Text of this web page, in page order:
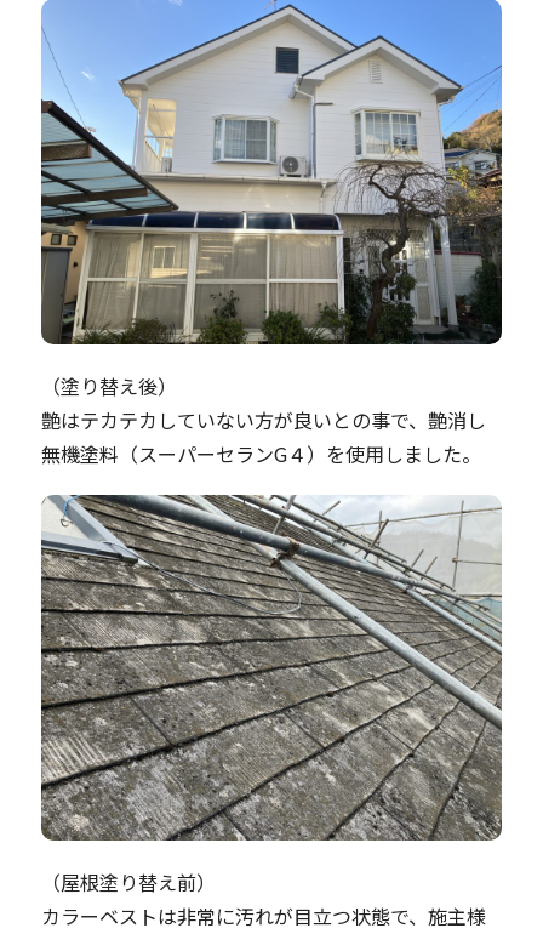
（塗り替え後）
艶はテカテカしていない方が良いとの事で、艶消し
無機塗料（スーパーセランG４）を使用しました。
（屋根塗り替え前）
カラーベストは非常に汚れが目立つ状態で、施主様